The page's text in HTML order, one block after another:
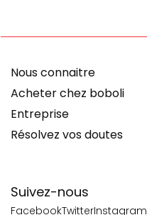
Suivez-nous
FacebookTwitterInstagram
Nous connaitre
Acheter chez boboli
Entreprise
Résolvez vos doutes